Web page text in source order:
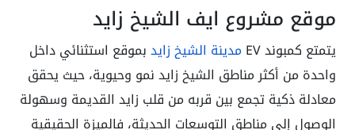
موقع مشروع ايف الشيخ زايد
يتمتع كمبوند EV مدينة الشيخ زايدبموقع استثنائي داخل
واحدة من أكثر مناطق الشيخ زايد نمو وحيوية، حيث يحقق
معادلة ذكية تجمع بين قربه من قلب زايد القديمة وسهولة
الوصول إلى مناطق التوسعات الحديثة، فالميزة الحقيقية